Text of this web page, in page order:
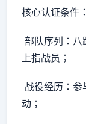
核心认证条件：
部队序列：八
上指战员；
战役经历：参
动；